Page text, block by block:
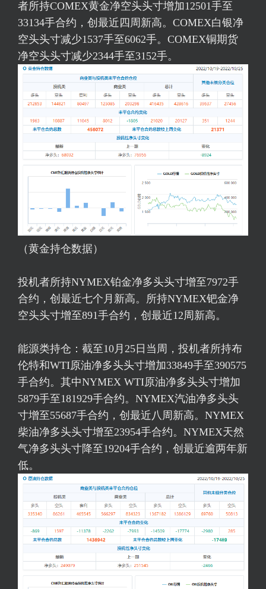
者所持COMEX黄金净空头头寸增加12501手至
33134手合约，创最近四周新高。COMEX白银净
空头头寸减少1537手至6062手。COMEX铜期货
净空头头寸减少2344手至3152手。
（黄金持仓数据）
投机者所持NYMEX铂金净多头头寸增至7972手
合约，创最近七个月新高。所持NYMEX钯金净
空头头寸增至891手合约，创最近12周新高。
能源类持仓：截至10月25日当周，投机者所持布
伦特和WTI原油净多头头寸增加33849手至390575
手合约。其中NYMEX WTI原油净多头头寸增加
5879手至181929手合约。NYMEX汽油净多头头
寸增至55687手合约，创最近八周新高。NYMEX
柴油净多头头寸增至23954手合约。NYMEX天然
气净多头头寸降至19204手合约，创最近逾两年新
低。